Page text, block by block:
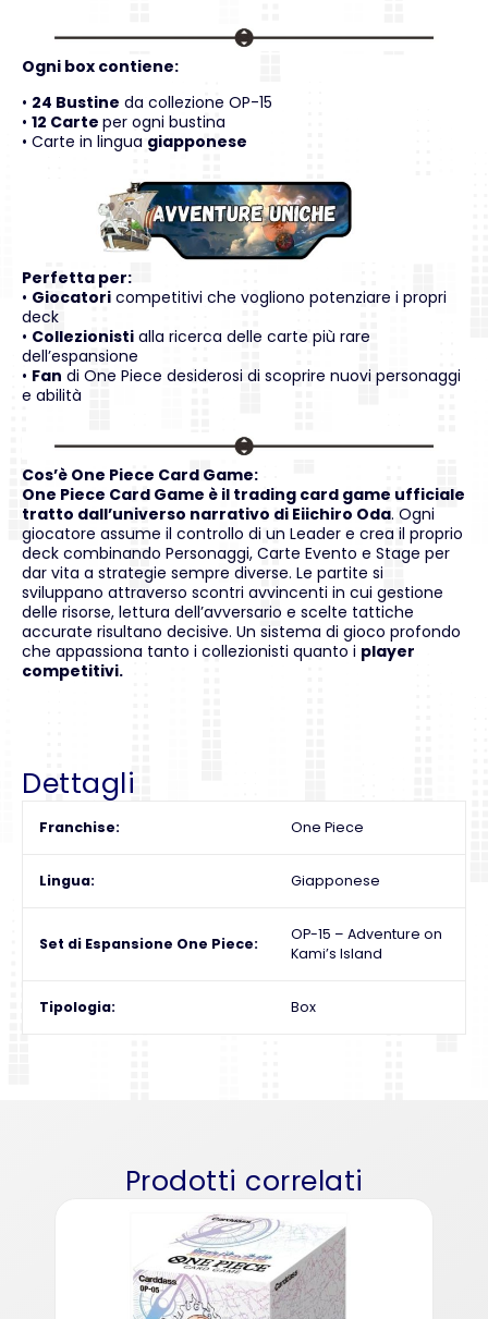
Ogni box contiene:
• 24 Bustine da collezione OP-15
• 12 Carte per ogni bustina
• Carte in lingua giapponese
Perfetta per:
• Giocatori competitivi che vogliono potenziare i propri
deck
• Collezionisti alla ricerca delle carte più rare
dell’espansione
• Fan di One Piece desiderosi di scoprire nuovi personaggi
e abilità
Cos’è One Piece Card Game:
One Piece Card Game è il trading card game ufficiale
tratto dall’universo narrativo di Eiichiro Oda. Ogni
giocatore assume il controllo di un Leader e crea il proprio
deck combinando Personaggi, Carte Evento e Stage per
dar vita a strategie sempre diverse. Le partite si
sviluppano attraverso scontri avvincenti in cui gestione
delle risorse, lettura dell’avversario e scelte tattiche
accurate risultano decisive. Un sistema di gioco profondo
che appassiona tanto i collezionisti quanto i player
competitivi.
Dettagli
Franchise One Piece
Lingua Giapponese
Set di Espansione One Piece
OP-15 – Adventure on
Kami’s Island
Tipologia Box
Prodotti correlati